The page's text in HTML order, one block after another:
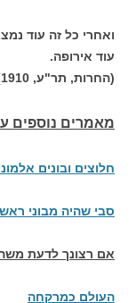
ואחרי כל זה עוד
עוד אירופה.
(החרות, תר"ע, 1910)
מאמרים נוספים
חלוצים ובונים
סבי שהיה מבוני
אם רצונך לדעת
העולם כמרקחה